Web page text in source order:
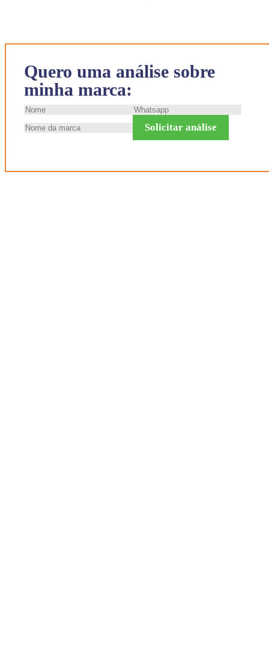
Quero uma análise sobre
minha marca:
Solicitar análise